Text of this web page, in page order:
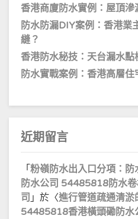
香港商廈防水實例：屋頂滲
防水防漏DIY案例：香港業
縫？
香港防水秘技：天台漏水點
防水實戰案例：香港高層
近期留言
「 粉嶺防水出入口分項：
防水公司 54485818防水
司 」於〈進行管道疏通清
54485818香港橫頭磡防水